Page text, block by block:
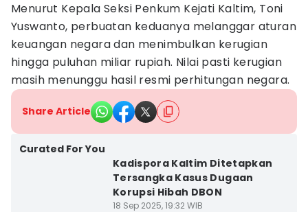
Menurut Kepala Seksi Penkum Kejati Kaltim, Toni
Yuswanto, perbuatan keduanya melanggar aturan
keuangan negara dan menimbulkan kerugian
hingga puluhan miliar rupiah. Nilai pasti kerugian
masih menunggu hasil resmi perhitungan negara.
Share Article
Curated For You
Kadispora Kaltim Ditetapkan
Tersangka Kasus Dugaan
Korupsi Hibah DBON
18 Sep 2025, 19:32 WIB